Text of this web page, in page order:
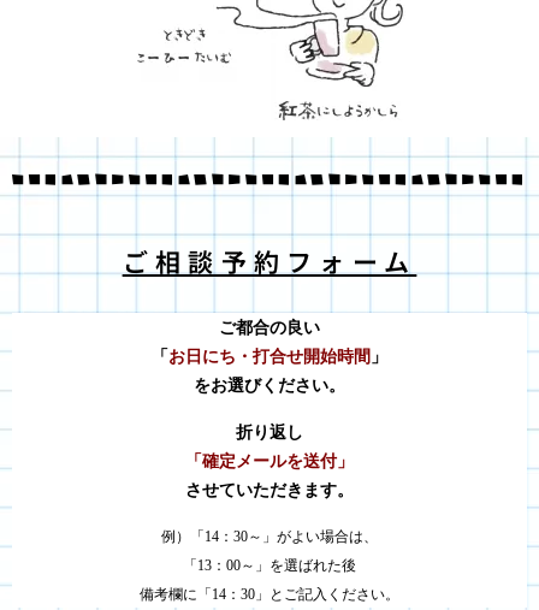
ご相談予約フォーム
ご都合の良い
「 お日にち・打合せ開始時間 」
をお選びください。
折り返し
「確定メールを送付」
させていただきます。
例）「14：30～」がよい場合は、
「13：00～」を選ばれた後
備考欄に「14：30」とご記入ください。